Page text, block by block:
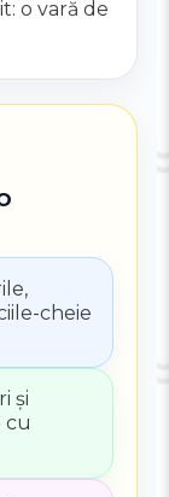
o vară de
cheie
și
cu